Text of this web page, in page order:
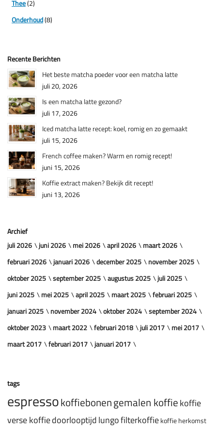
Thee(2)
Onderhoud(8)
Recente Berichten
Het beste matcha poeder voor een matcha latte
juli 20, 2026
Is een matcha latte gezond?
juli 17, 2026
Iced matcha latte recept: koel, romig en zo gemaakt
juli 15, 2026
French coffee maken? Warm en romig recept!
juni 15, 2026
Koffie extract maken? Bekijk dit recept!
juni 13, 2026
Archief
juli 2026
juni 2026 mei 2026 april 2026
maart 2026
februari 2026
januari 2026 december 2025
november 2025
oktober 2025
september 2025 augustus 2025
juli 2025
juni 2025
mei 2025 april 2025 maart 2025
februari 2025
januari 2025
november 2024 oktober 2024
september 2024
oktober 2023
maart 2022 februari 2018 juli 2017
mei 2017
maart 2017
februari 2017 januari 2017
tags
espressokoffiebonengemalen koffiekoffie
verse koffiedoorlooptijdlungofilterkoffiekoffie herkomst